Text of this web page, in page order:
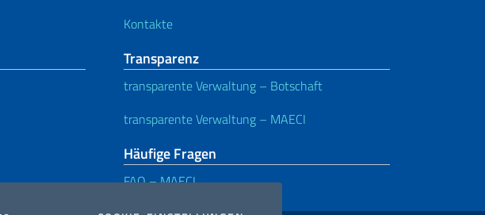
Kontakte
Transparenz
transparente Verwaltung – Botschaft
transparente Verwaltung – MAECI
Häufige Fragen
FAQ – MAECI